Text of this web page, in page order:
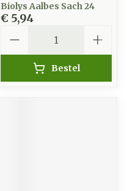
Biolys Aalbes Sach 24
€ 5,94
Bestel